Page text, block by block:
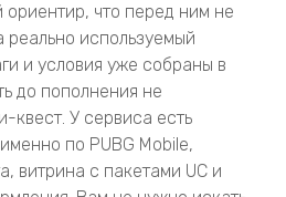
что перед ним не
реально используемый
и условия уже собраны в
до пополнения не
квест. У сервиса есть
по PUBG Mobile,
витрина с пакетами UC и